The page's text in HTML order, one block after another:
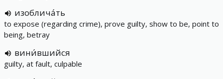
изоблича́ть
to expose (regarding crime), prove guilty, show to be, point to
being, betray
вини́вшийся
guilty, at fault, culpable